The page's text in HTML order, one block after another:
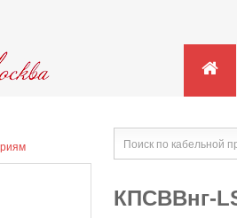
КПСВВнг-